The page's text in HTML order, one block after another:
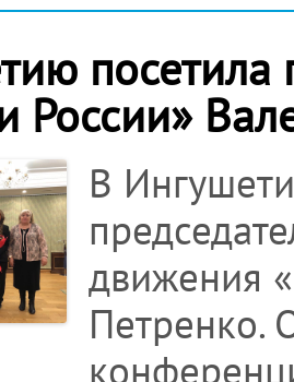
посетила
России»
В
движения
Петренко.